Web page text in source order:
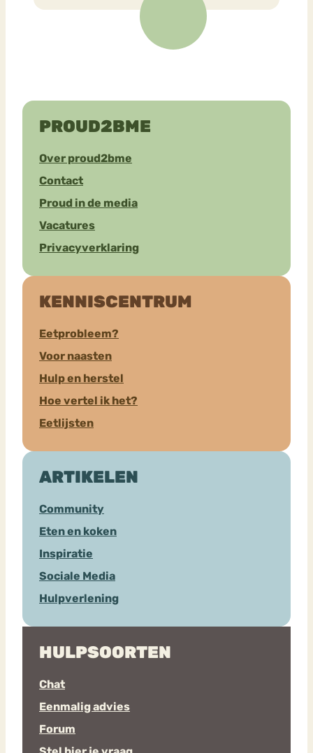
PROUD2BME
Over proud2bme
Contact
Proud in de media
Vacatures
Privacyverklaring
KENNISCENTRUM
Eetprobleem?
Voor naasten
Hulp en herstel
Hoe vertel ik het?
Eetlijsten
ARTIKELEN
Community
Eten en koken
Inspiratie
Sociale Media
Hulpverlening
HULPSOORTEN
Chat
Eenmalig advies
Forum